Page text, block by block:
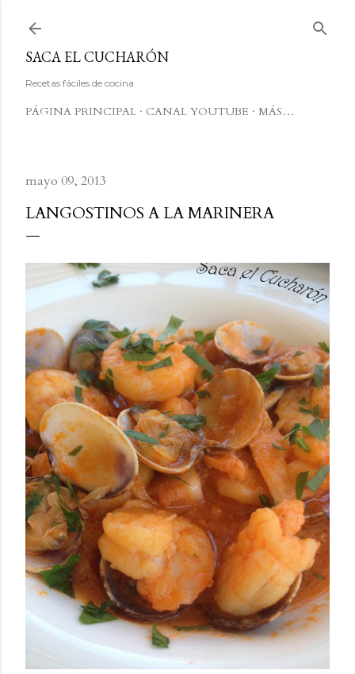
SACA EL CUCHARÓN
Recetas fáciles de cocina
PÁGINA PRINCIPAL CANAL YOUTUBE MÁS…
mayo 09, 2013
LANGOSTINOS A LA MARINERA